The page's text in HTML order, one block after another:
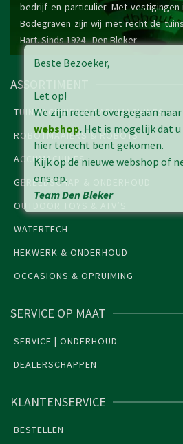
bedrijf en particulier. Met vestigingen
Bodegraven zijn wij met recht de
Hart. Sinds 1924 -Den Bleker
ASSORTIMENT
TUINMACHINES & PARKMACHINES
ROBOTMAAIERS & ROBOTS
ACCUMACHINES
GEREEDSCHAP & ONDERHOUD
OUTDOOR TOYS & ATV’S
WATERTECH
HEKWERK & ONDERHOUD
OCCASIONS & OPRUIMING
SERVICE OP MAAT
SERVICE | ONDERHOUD
DEALERSCHAPPEN
KLANTENSERVICE
BESTELLEN
Beste Bezoeker,
Let op!
We zijn recent overgegaan naar
webshop. Het is mogelijk dat u
hier terecht bent gekomen.
Kijk op de nieuwe webshop of
ons op.
Team Den Bleker